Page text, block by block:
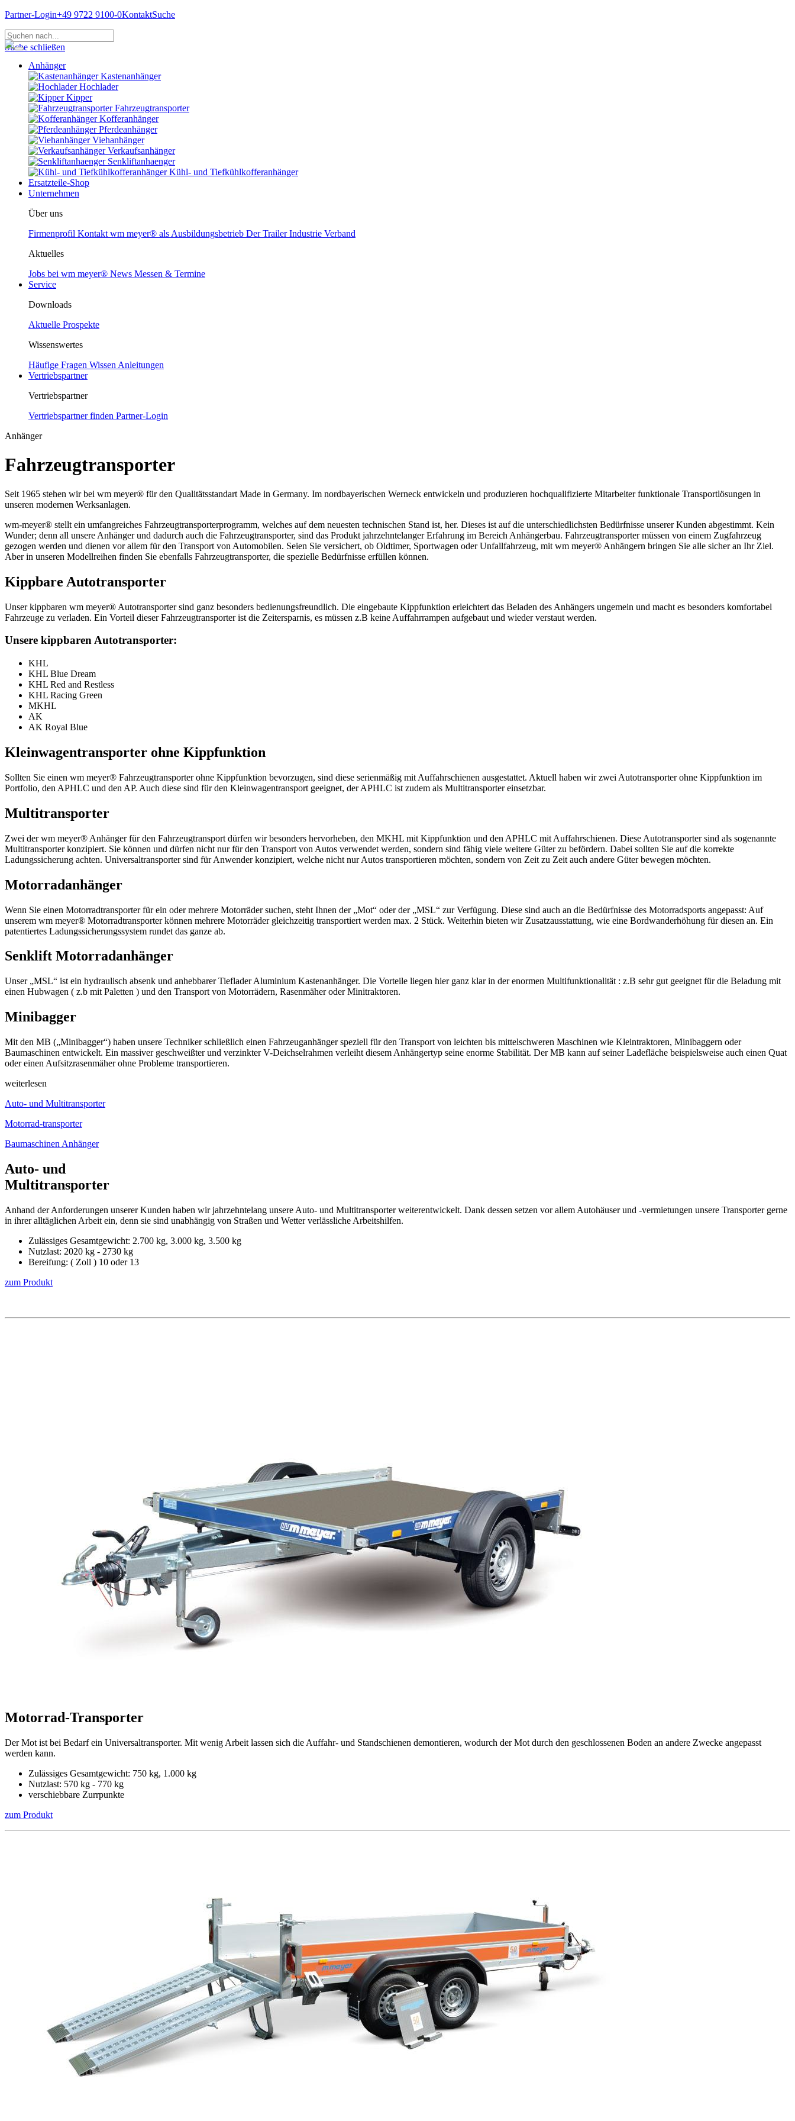
Partner-Login+49 9722 9100-0KontaktSuche
Suche schließen
Anhänger
Kastenanhänger
Hochlader
Kipper
Fahrzeugtransporter
Kofferanhänger
Pferdeanhänger
Viehanhänger
Verkaufsanhänger
Senkliftanhaenger
Kühl- und Tiefkühlkofferanhänger
Ersatzteile-Shop
Unternehmen
Über uns
Firmenprofil Kontakt wm meyer® als Ausbildungsbetrieb Der Trailer Industrie Verband
Aktuelles
Jobs bei wm meyer® News Messen & Termine
Service
Downloads
Aktuelle Prospekte
Wissenswertes
Häufige Fragen Wissen Anleitungen
Vertriebspartner
Vertriebspartner
Vertriebspartner finden Partner-Login
Anhänger
Fahrzeugtransporter
Seit 1965 stehen wir bei wm meyer® für den Qualitätsstandart Made in Germany. Im nordbayerischen Werneck entwickeln und produzieren hochqualifizierte Mitarbeiter funktionale Transportlösungen in
unseren modernen Werksanlagen.
wm-meyer® stellt ein umfangreiches Fahrzeugtransporterprogramm, welches auf dem neuesten technischen Stand ist, her. Dieses ist auf die unterschiedlichsten Bedürfnisse unserer Kunden abgestimmt. Kein
Wunder; denn all unsere Anhänger und dadurch auch die Fahrzeugtransporter, sind das Produkt jahrzehntelanger Erfahrung im Bereich Anhängerbau. Fahrzeugtransporter müssen von einem Zugfahrzeug
gezogen werden und dienen vor allem für den Transport von Automobilen. Seien Sie versichert, ob Oldtimer, Sportwagen oder Unfallfahrzeug, mit wm meyer® Anhängern bringen Sie alle sicher an Ihr Ziel.
Aber in unseren Modellreihen finden Sie ebenfalls Fahrzeugtransporter, die spezielle Bedürfnisse erfüllen können.
Kippbare Autotransporter
Unser kippbaren wm meyer® Autotransporter sind ganz besonders bedienungsfreundlich. Die eingebaute Kippfunktion erleichtert das Beladen des Anhängers ungemein und macht es besonders komfortabel
Fahrzeuge zu verladen. Ein Vorteil dieser Fahrzeugtransporter ist die Zeitersparnis, es müssen z.B keine Auffahrrampen aufgebaut und wieder verstaut werden.
Unsere kippbaren Autotransporter:
KHL
KHL Blue Dream
KHL Red and Restless
KHL Racing Green
MKHL
AK
AK Royal Blue
Kleinwagentransporter ohne Kippfunktion
Sollten Sie einen wm meyer® Fahrzeugtransporter ohne Kippfunktion bevorzugen, sind diese serienmäßig mit Auffahrschienen ausgestattet. Aktuell haben wir zwei Autotransporter ohne Kippfunktion im
Portfolio, den APHLC und den AP. Auch diese sind für den Kleinwagentransport geeignet, der APHLC ist zudem als Multitransporter einsetzbar.
Multitransporter
Zwei der wm meyer® Anhänger für den Fahrzeugtransport dürfen wir besonders hervorheben, den MKHL mit Kippfunktion und den APHLC mit Auffahrschienen. Diese Autotransporter sind als sogenannte
Multitransporter konzipiert. Sie können und dürfen nicht nur für den Transport von Autos verwendet werden, sondern sind fähig viele weitere Güter zu befördern. Dabei sollten Sie auf die korrekte
Ladungssicherung achten. Universaltransporter sind für Anwender konzipiert, welche nicht nur Autos transportieren möchten, sondern von Zeit zu Zeit auch andere Güter bewegen möchten.
Motorradanhänger
Wenn Sie einen Motorradtransporter für ein oder mehrere Motorräder suchen, steht Ihnen der „Mot“ oder der „MSL“ zur Verfügung. Diese sind auch an die Bedürfnisse des Motorradsports angepasst: Auf
unserem wm meyer® Motorradtransporter können mehrere Motorräder gleichzeitig transportiert werden max. 2 Stück. Weiterhin bieten wir Zusatzausstattung, wie eine Bordwanderhöhung für diesen an. Ein
patentiertes Ladungssicherungssystem rundet das ganze ab.
Senklift Motorradanhänger
Unser „MSL“ ist ein hydraulisch absenk und anhebbarer Tieflader Aluminium Kastenanhänger. Die Vorteile liegen hier ganz klar in der enormen Multifunktionalität : z.B sehr gut geeignet für die Beladung mit
einen Hubwagen ( z.b mit Paletten ) und den Transport von Motorrädern, Rasenmäher oder Minitraktoren.
Minibagger
Mit den MB („Minibagger“) haben unsere Techniker schließlich einen Fahrzeuganhänger speziell für den Transport von leichten bis mittelschweren Maschinen wie Kleintraktoren, Minibaggern oder
Baumaschinen entwickelt. Ein massiver geschweißter und verzinkter V-Deichselrahmen verleiht diesem Anhängertyp seine enorme Stabilität. Der MB kann auf seiner Ladefläche beispielsweise auch einen Quat
oder einen Aufsitzrasenmäher ohne Probleme transportieren.
weiterlesen
Auto- und Multitransporter
Motorrad-transporter
Baumaschinen Anhänger
Auto- und
Multitransporter
Anhand der Anforderungen unserer Kunden haben wir jahrzehntelang unsere Auto- und Multitransporter weiterentwickelt. Dank dessen setzen vor allem Autohäuser und -vermietungen unsere Transporter gerne
in ihrer alltäglichen Arbeit ein, denn sie sind unabhängig von Straßen und Wetter verlässliche Arbeitshilfen.
Zulässiges Gesamtgewicht: 2.700 kg, 3.000 kg, 3.500 kg
Nutzlast: 2020 kg - 2730 kg
Bereifung: ( Zoll ) 10 oder 13
zum Produkt
Motorrad-Transporter
Der Mot ist bei Bedarf ein Universaltransporter. Mit wenig Arbeit lassen sich die Auffahr- und Standschienen demontieren, wodurch der Mot durch den geschlossenen Boden an andere Zwecke angepasst
werden kann.
Zulässiges Gesamtgewicht: 750 kg, 1.000 kg
Nutzlast: 570 kg - 770 kg
verschiebbare Zurrpunkte
zum Produkt